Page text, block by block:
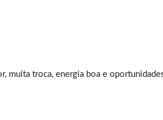
muita troca, energia boa e